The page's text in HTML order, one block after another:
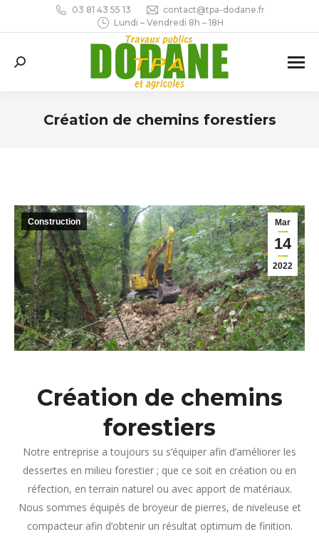
03 81 43 55 13
contact@tpa-dodane.fr
Lundi – Vendredi 8h – 18H
Recherche
Création de chemins forestiers
Mar
14
2022
Construction
Création de chemins
forestiers
Notre entreprise a toujours su s’équiper afin d’améliorer les
dessertes en milieu forestier ; que ce soit en création ou en
réfection, en terrain naturel ou avec apport de matériaux.
Nous sommes équipés de broyeur de pierres, de niveleuse et
compacteur afin d’obtenir un résultat optimum de finition.